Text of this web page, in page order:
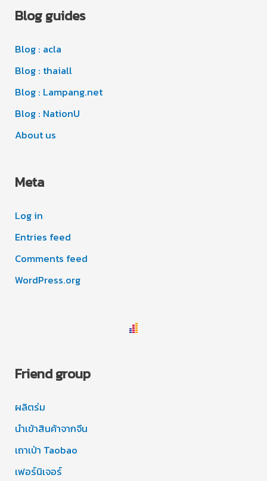
e
h
v
e
s
Blog guides
Blog : acla
Blog : thaiall
Blog : Lampang.net
Blog : NationU
About us
Meta
Log in
Entries feed
Comments feed
WordPress.org
Friend group
ผลิตร่ม
นำเข้าสินค้าจากจีน
เถาเป่า Taobao
เฟอร์นิเจอร์